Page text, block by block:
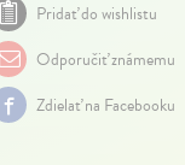
Pridať do wishlistu
Odporučiť známemu
Zdielať na Facebooku